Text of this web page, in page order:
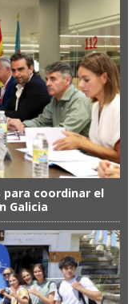
coordinar el
Galicia